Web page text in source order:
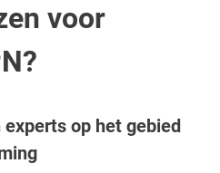
voor
op het gebied